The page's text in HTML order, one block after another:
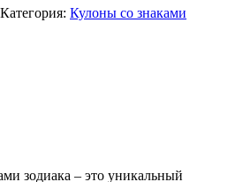
Категория: Кулоны со знаками
зодиака – это уникальный